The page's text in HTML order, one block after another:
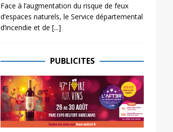
Face à l’augmentation du risque de feux
d’espaces naturels, le Service départemental
d’incendie et de [...]
PUBLICITES